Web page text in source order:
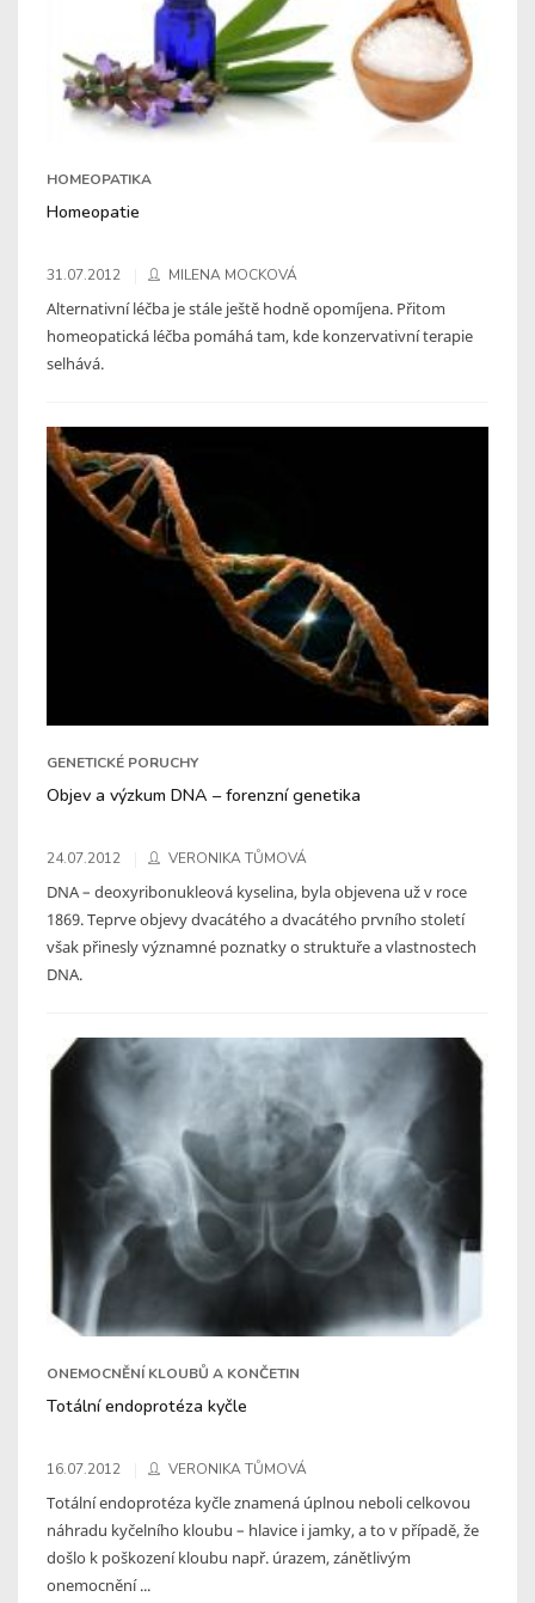
HOMEOPATIKA
Homeopatie
31.07.2012 MILENA MOCKOVÁ
Alternativní léčba je stále ještě hodně opomíjena. Přitom
homeopatická léčba pomáhá tam, kde konzervativní terapie
selhává.
GENETICKÉ PORUCHY
Objev a výzkum DNA – forenzní genetika
24.07.2012 VERONIKA TŮMOVÁ
DNA – deoxyribonukleová kyselina, byla objevena už v roce
1869. Teprve objevy dvacátého a dvacátého prvního století
však přinesly významné poznatky o struktuře a vlastnostech
DNA.
ONEMOCNĚNÍ KLOUBŮ A KONČETIN
Totální endoprotéza kyčle
16.07.2012 VERONIKA TŮMOVÁ
Totální endoprotéza kyčle znamená úplnou neboli celkovou
náhradu kyčelního kloubu – hlavice i jamky, a to v případě, že
došlo k poškození kloubu např. úrazem, zánětlivým
onemocnění ...